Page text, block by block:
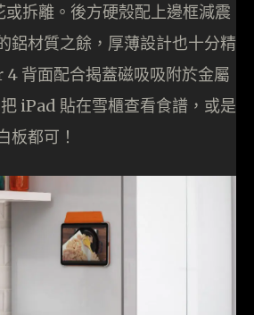
拆離。後方硬殼配上邊框減震
鋁材質之餘，厚薄設計也十分精
背面配合揭蓋磁吸吸附於金屬
iPad 貼在雪櫃查看食譜，或是
板都可！